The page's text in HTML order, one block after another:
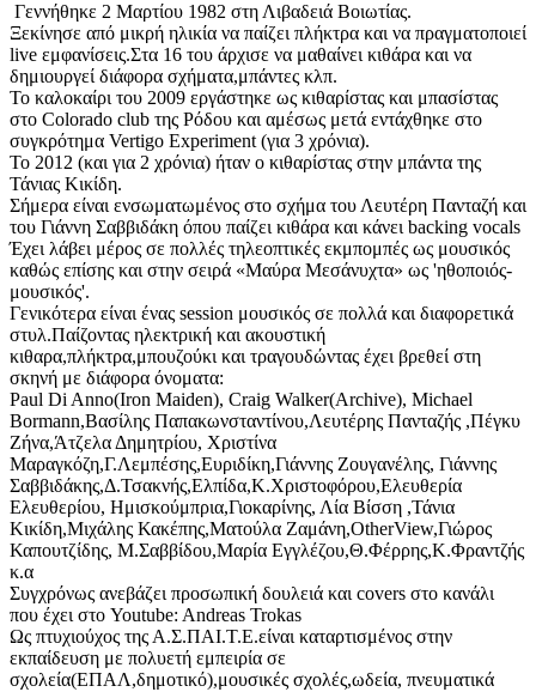
Γεννήθηκε 2 Μαρτίου 1982 στη Λιβαδειά Βοιωτίας.
Ξεκίνησε από μικρή ηλικία να παίζει πλήκτρα και να πραγματοποιεί
live εμφανίσεις.Στα 16 του άρχισε να μαθαίνει κιθάρα και να
δημιουργεί διάφορα σχήματα,μπάντες κλπ.
Το καλοκαίρι του 2009 εργάστηκε ως κιθαρίστας και μπασίστας
στο Colorado club της Ρόδου και αμέσως μετά εντάχθηκε στο
συγκρότημα Vertigo Experiment (για 3 χρόνια).
Το 2012 (και για 2 χρόνια) ήταν ο κιθαρίστας στην μπάντα της
Τάνιας Κικίδη.
Σήμερα είναι ενσωματωμένος στο σχήμα του Λευτέρη Πανταζή και
του Γιάννη Σαββιδάκη όπου παίζει κιθάρα και κάνει backing vocals
Έχει λάβει μέρος σε πολλές τηλεοπτικές εκμπομπές ως μουσικός
καθώς επίσης και στην σειρά «Μαύρα Μεσάνυχτα» ως 'ηθοποιός-
μουσικός'.
Γενικότερα είναι ένας session μουσικός σε πολλά και διαφορετικά
στυλ.Παίζοντας ηλεκτρική και ακουστική
κιθαρα,πλήκτρα,μπουζούκι και τραγουδώντας έχει βρεθεί στη
σκηνή με διάφορα όνοματα:
Paul Di Anno(Iron Maiden), Craig Walker(Archive), Michael
Bormann,Βασίλης Παπακωνσταντίνου,Λευτέρης Πανταζής ,Πέγκυ
Ζήνα,Άτζελα Δημητρίου, Χριστίνα
Μαραγκόζη,Γ.Λεμπέσης,Ευριδίκη,Γιάννης Ζουγανέλης, Γιάννης
Σαββιδάκης,Δ.Τσακνής,Ελπίδα,Κ.Χριστοφόρου,Ελευθερία
Ελευθερίου, Ημισκούμπρια,Γιοκαρίνης, Λία Βίσση ,Τάνια
Κικίδη,Μιχάλης Κακέπης,Ματούλα Ζαμάνη,OtherView,Γιώρος
Καπουτζίδης, Μ.Σαββίδου,Μαρία Εγγλέζου,Θ.Φέρρης,Κ.Φραντζής
κ.α
Συγχρόνως ανεβάζει προσωπική δουλειά και covers στο κανάλι
που έχει στο Youtube: Andreas Trokas
Ως πτυχιούχος της Α.Σ.ΠΑΙ.Τ.Ε.είναι καταρτισμένος στην
εκπαίδευση με πολυετή εμπειρία σε
σχολεία(ΕΠΑΛ,δημοτικό),μουσικές σχολές,ωδεία, πνευματικά